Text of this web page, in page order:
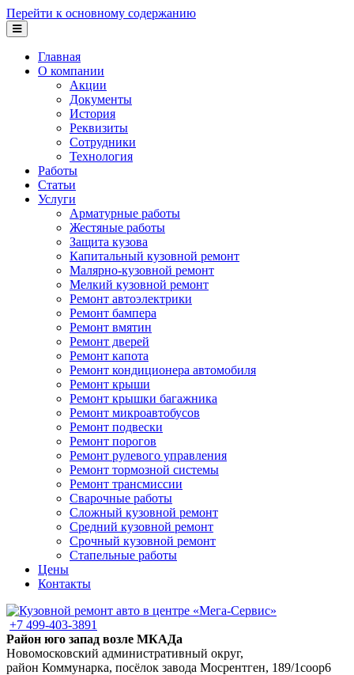
Перейти к основному содержанию
Главная
О компании
Акции
Документы
История
Реквизиты
Сотрудники
Технология
Работы
Статьи
Услуги
Арматурные работы
Жестяные работы
Защита кузова
Капитальный кузовной ремонт
Малярно-кузовной ремонт
Мелкий кузовной ремонт
Ремонт автоэлектрики
Ремонт бампера
Ремонт вмятин
Ремонт дверей
Ремонт капота
Ремонт кондиционера автомобиля
Ремонт крыши
Ремонт крышки багажника
Ремонт микроавтобусов
Ремонт подвески
Ремонт порогов
Ремонт рулевого управления
Ремонт тормозной системы
Ремонт трансмиссии
Сварочные работы
Сложный кузовной ремонт
Средний кузовной ремонт
Срочный кузовной ремонт
Стапельные работы
Цены
Контакты
+7 499-403-3891
Район юго запад возле МКАДа
Новомосковский административный округ,
район Коммунарка, посёлок завода Мосрентген, 189/1соор6